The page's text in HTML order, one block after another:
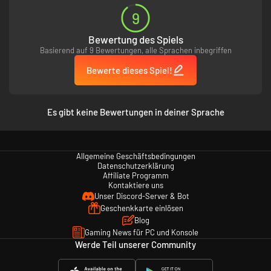
9
Bewertung des Spiels
Basierend auf 9 Bewertungen, alle Sprachen inbegriffen
Bewerte dieses Spiel!
Es gibt keine Bewertungen in deiner Sprache
Allgemeine Geschäftsbedingungen
Datenschutzerklärung
Affiliate Programm
Kontaktiere uns
Unser Discord-Server & Bot
Geschenkkarte einlösen
Blog
Gaming News für PC und Konsole
Werde Teil unserer Community